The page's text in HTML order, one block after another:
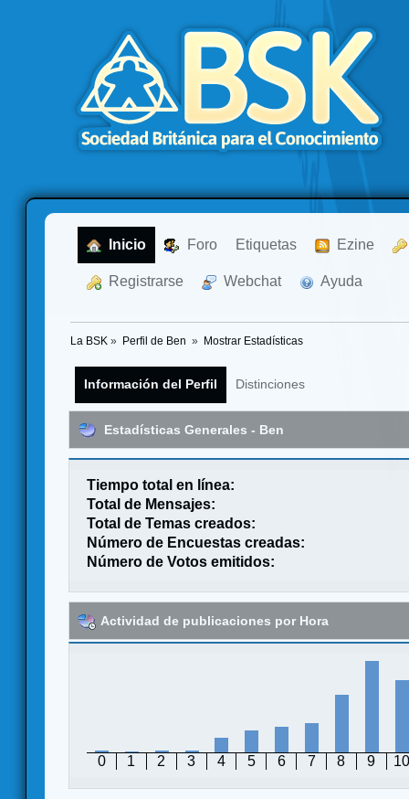
Inicio Foro Etiquetas Ezine
Registrarse Webchat Ayuda
La BSK » Perfil de Ben » Mostrar Estadísticas
Información del Perfil Distinciones
Estadísticas Generales - Ben
Tiempo total en línea:
Total de Mensajes:
Total de Temas creados:
Número de Encuestas creadas:
Número de Votos emitidos:
Actividad de publicaciones por Hora
0 1 2 3 4 5 6 7 8 9 10